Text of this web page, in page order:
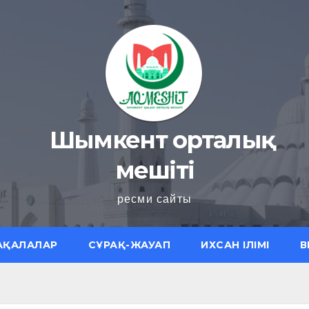
Шымкент орталық
мешіті
ресми сайты
СҰРАҚ-ЖАУАП ИХСАН ІЛІМІ